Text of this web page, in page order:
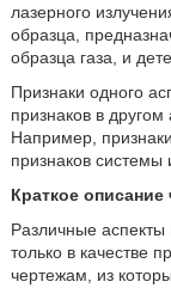
лазерного
образца,
образца газа, и
Признаки одного
признаков в
Например,
признаков системы
Краткое описание
Различные
только в качестве
чертежам, из